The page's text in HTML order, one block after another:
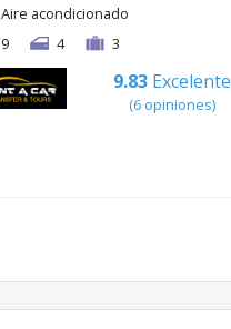
Aire acondicionado
9
4 3
9.83 Excelente
(6 opiniones)